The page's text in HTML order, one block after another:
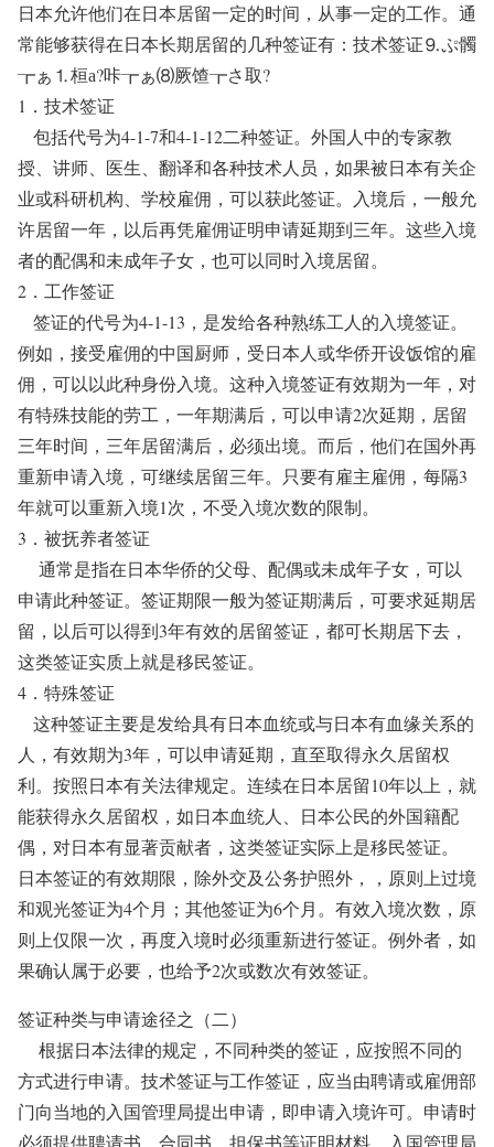
日本允许他们在日本居留一定的时间，从事一定的工作。通
常能够获得在日本长期居留的几种签证有：技术签证⒐ぷ髑
┲ぁ⒈桓а?咔┲ぁ⑻厥馇┲さ取?
1．技术签证
包括代号为4-1-7和4-1-12二种签证。外国人中的专家教
授、讲师、医生、翻译和各种技术人员，如果被日本有关企
业或科研机构、学校雇佣，可以获此签证。入境后，一般允
许居留一年，以后再凭雇佣证明申请延期到三年。这些入境
者的配偶和未成年子女，也可以同时入境居留。
2．工作签证
签证的代号为4-1-13，是发给各种熟练工人的入境签证。
例如，接受雇佣的中国厨师，受日本人或华侨开设饭馆的雇
佣，可以以此种身份入境。这种入境签证有效期为一年，对
有特殊技能的劳工，一年期满后，可以申请2次延期，居留
三年时间，三年居留满后，必须出境。而后，他们在国外再
重新申请入境，可继续居留三年。只要有雇主雇佣，每隔3
年就可以重新入境1次，不受入境次数的限制。
3．被抚养者签证
通常是指在日本华侨的父母、配偶或未成年子女，可以
申请此种签证。签证期限一般为签证期满后，可要求延期居
留，以后可以得到3年有效的居留签证，都可长期居下去，
这类签证实质上就是移民签证。
4．特殊签证
这种签证主要是发给具有日本血统或与日本有血缘关系的
人，有效期为3年，可以申请延期，直至取得永久居留权
利。按照日本有关法律规定。连续在日本居留10年以上，就
能获得永久居留权，如日本血统人、日本公民的外国籍配
偶，对日本有显著贡献者，这类签证实际上是移民签证。
日本签证的有效期限，除外交及公务护照外，，原则上过境
和观光签证为4个月；其他签证为6个月。有效入境次数，原
则上仅限一次，再度入境时必须重新进行签证。例外者，如
果确认属于必要，也给予2次或数次有效签证。
签证种类与申请途径之（二）
根据日本法律的规定，不同种类的签证，应按照不同的
方式进行申请。技术签证与工作签证，应当由聘请或雇佣部
门向当地的入国管理局提出申请，即申请入境许可。申请时
必须提供聘请书、合同书、担保书等证明材料。入国管理局